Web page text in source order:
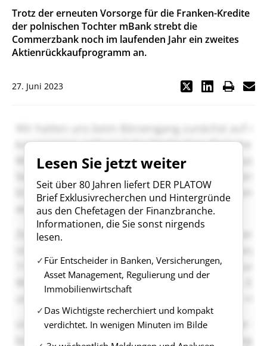
Trotz der erneuten Vorsorge für die Franken-Kredite
der polnischen Tochter mBank strebt die
Commerzbank noch im laufenden Jahr ein zweites
Aktienrückkaufprogramm an.
27. Juni 2023
Lesen Sie jetzt weiter
Seit über 80 Jahren liefert DER PLATOW
Brief Exklusivrecherchen und Hintergründe
aus den Chefetagen der Finanzbranche.
Informationen, die Sie sonst nirgends
lesen.
Für Entscheider in Banken, Versicherungen,
Asset Management, Regulierung und der
Immobilienwirtschaft
Das Wichtigste recherchiert und kompakt
verdichtet. In wenigen Minuten im Bilde